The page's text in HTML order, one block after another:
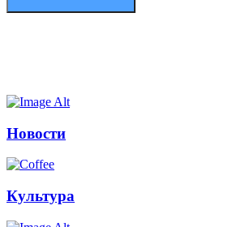
Новости
Культура